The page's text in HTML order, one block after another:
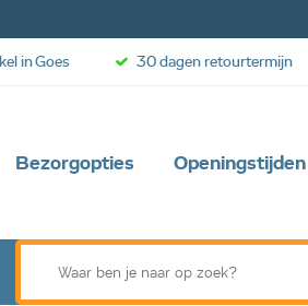
Bezorgopties Openingstijden
in Goes 30 dagen retourtermijn